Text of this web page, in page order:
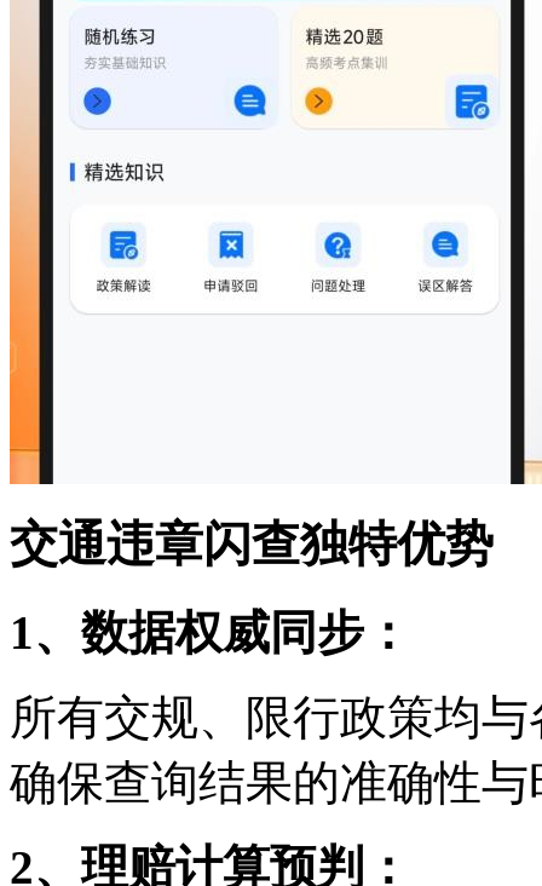
交通违章闪查独特优势
1、数据权威同步：
所有交规、限行政策均
确保查询结果的准确性
2、理赔计算预判：